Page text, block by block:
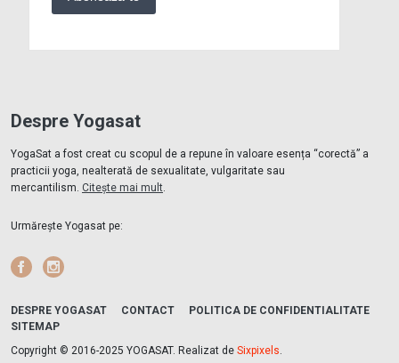
Despre Yogasat
YogaSat a fost creat cu scopul de a repune în valoare esența “corectă” a
practicii yoga, nealterată de sexualitate, vulgaritate sau
mercantilism. Citește mai mult
Urmărește Yogasat pe:
Facebook
DESPRE YOGASAT CONTACT
POLITICA DE CONFIDENTIALITATE
SITEMAP
Copyright © 2016-2025 YOGASAT. Realizat de Sixpixels